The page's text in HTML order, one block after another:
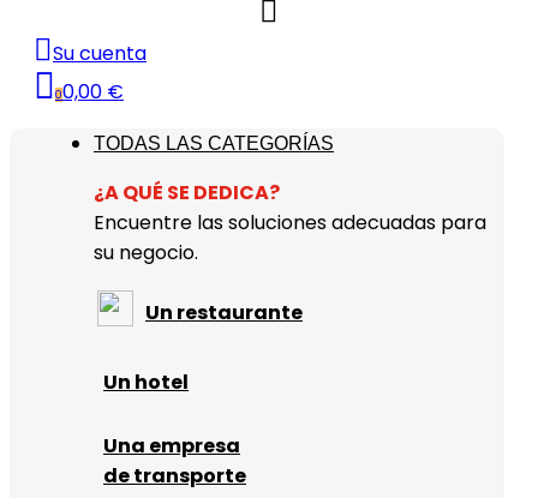
Su cuenta
00,00 €
TODAS LAS CATEGORÍAS
¿A QUÉ SE DEDICA?
Encuentre las soluciones adecuadas para
su negocio.
Un restaurante
Un hotel
Una empresa
de transporte